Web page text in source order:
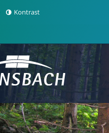
Kontrast